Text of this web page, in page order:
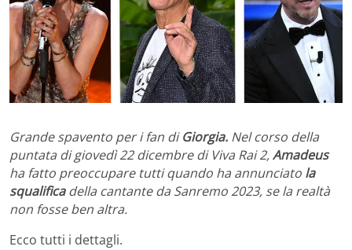
Grande spavento per i fan diGiorgia. Nel corso della
puntata di giovedì 22 dicembre di Viva Rai 2,Amadeus
ha fatto preoccupare tutti quando ha annunciato la
squalificadella cantante da Sanremo 2023, se la realtà
non fosse ben altra.
Ecco tutti i dettagli.